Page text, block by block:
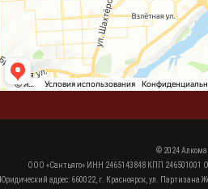
© 2024
ООО «Сантьяго» ИНН 2465143848 КПП 246501001
Юридический адрес: 660022, г. Красноярск, ул. Партизана